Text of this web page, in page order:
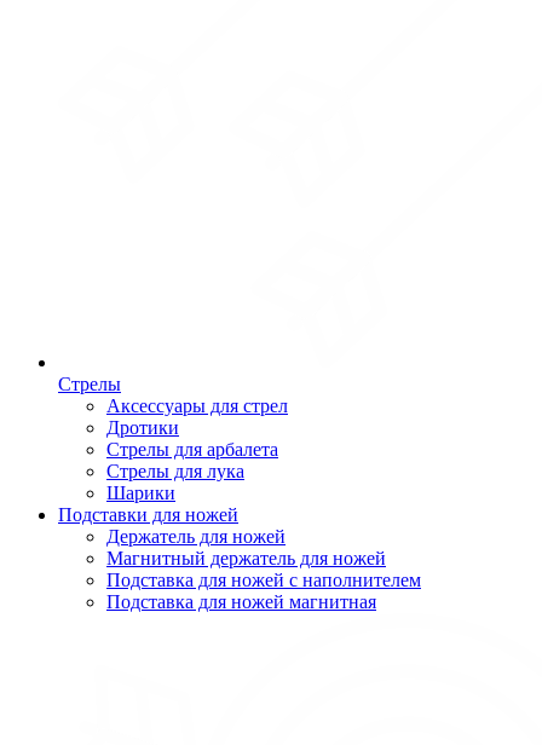
Стрелы
Аксессуары для стрел
Дротики
Стрелы для арбалета
Стрелы для лука
Шарики
Подставки для ножей
Держатель для ножей
Магнитный держатель для ножей
Подставка для ножей с наполнителем
Подставка для ножей магнитная